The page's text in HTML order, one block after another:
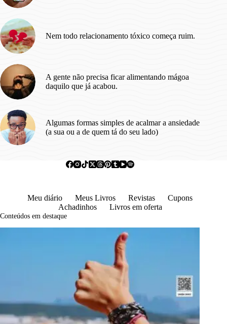
Nem todo relacionamento tóxico começa ruim.
A gente não precisa ficar alimentando mágoa
daquilo que já acabou.
Algumas formas simples de acalmar a ansiedade
(a sua ou a de quem tá do seu lado)
Meu diário Meus Livros Revistas
Cupons
Achadinhos
Livros em oferta
Conteúdos em destaque